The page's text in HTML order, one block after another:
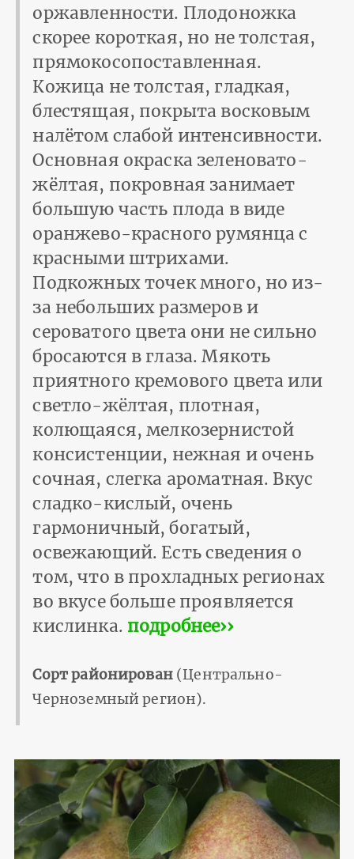
оржавленности. Плодоножка
скорее короткая, но не толстая,
прямокосопоставленная.
Кожица не толстая, гладкая,
блестящая, покрыта восковым
налётом слабой интенсивности.
Основная окраска зеленовато-
жёлтая, покровная занимает
большую часть плода в виде
оранжево-красного румянца с
красными штрихами.
Подкожных точек много, но из-
за небольших размеров и
сероватого цвета они не сильно
бросаются в глаза. Мякоть
приятного кремового цвета или
светло-жёлтая, плотная,
колющаяся, мелкозернистой
консистенции, нежная и очень
сочная, слегка ароматная. Вкус
сладко-кислый, очень
гармоничный, богатый,
освежающий. Есть сведения о
том, что в прохладных регионах
во вкусе больше проявляется
кислинка. подробнее››
Сорт районирован(Центрально-
Черноземный регион).